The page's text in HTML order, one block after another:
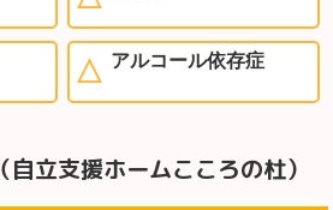
アルコール依存症
（自立支援ホームこころの杜）